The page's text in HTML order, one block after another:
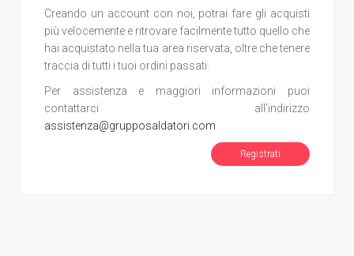
Creando un account con noi, potrai fare gli acquisti
più velocemente e ritrovare facilmente tutto quello che
hai acquistato nella tua area riservata, oltre che tenere
traccia di tutti i tuoi ordini passati.
Per assistenza e maggiori informazioni puoi
contattarci all'indirizzo
assistenza@grupposaldatori.com
Registrati